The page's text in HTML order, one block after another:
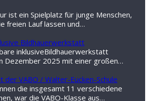
ist ein Spielplatz für junge Menschen,
freien Lauf lassen und…
Bildhauerwerkstatt
inklusiveBildhauerwerkstatt
Dezember 2025 mit einer großen…
der VABO / Walter-Eucken-Schule
die insgesamt 11 verschiedene
war die VABO-Klasse aus…